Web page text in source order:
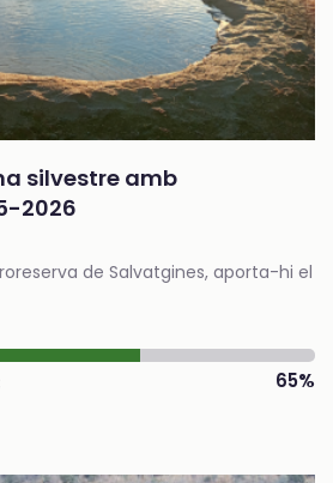
silvestre amb
2026
de Salvatgines, aporta-hi el
65%